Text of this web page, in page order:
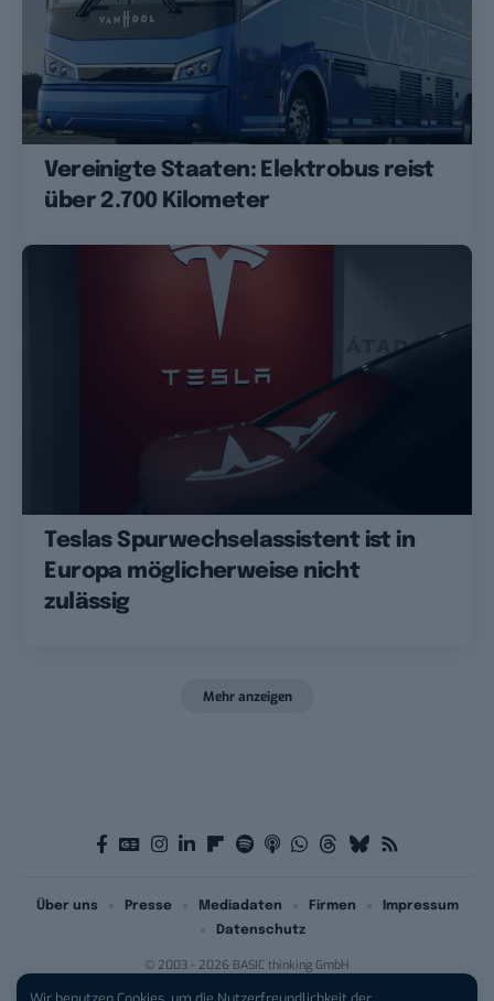
Vereinigte Staaten: Elektrobus reist
über 2.700 Kilometer
Teslas Spurwechselassistent ist in
Europa möglicherweise nicht
zulässig
Mehr anzeigen
© 2003 - 2026 BASIC thinking GmbH
Über uns Presse Mediadaten Firmen
Impressum
Datenschutz